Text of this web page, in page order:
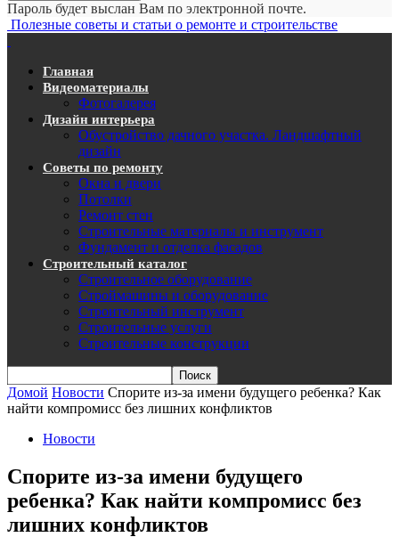
Пароль будет выслан Вам по электронной почте.
Полезные советы и статьи о ремонте и строительстве
Главная
Видеоматериалы
Фотогалерея
Дизайн интерьера
Обустройство дачного участка. Ландшафтный
дизайн
Советы по ремонту
Окна и двери
Потолки
Ремонт стен
Строительные материалы и инструмент
Фундамент и отделка фасадов
Строительный каталог
Строительное оборудование
Строймашины и оборудование
Строительный инструмент
Строительные услуги
Строительные конструкции
Домой Новости Спорите из-за имени будущего ребенка? Как
найти компромисс без лишних конфликтов
Новости
Спорите из-за имени будущего
ребенка? Как найти компромисс без
лишних конфликтов